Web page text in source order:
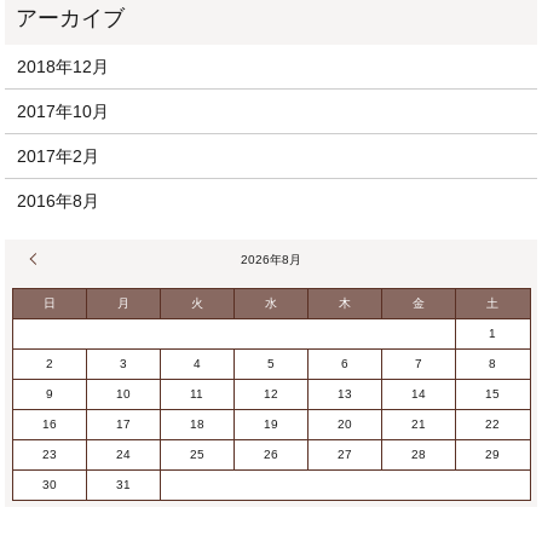
2018年12月
2017年10月
2017年2月
2016年8月
2026年8月
日 月 火 水 木 金 土
1
2 3 4 5 6 7 8
9 10 11 12 13 14 15
16 17 18 19 20 21 22
23 24 25 26 27 28 29
30 31